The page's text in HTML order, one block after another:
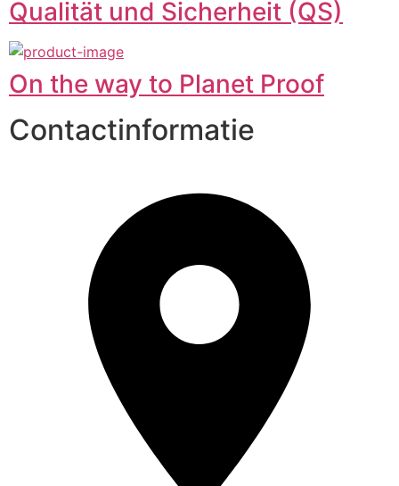
Qualität und Sicherheit (QS)
On the way to Planet Proof
Contactinformatie